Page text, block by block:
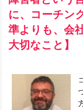
に、コーチン
準よりも、会
大切なこと】